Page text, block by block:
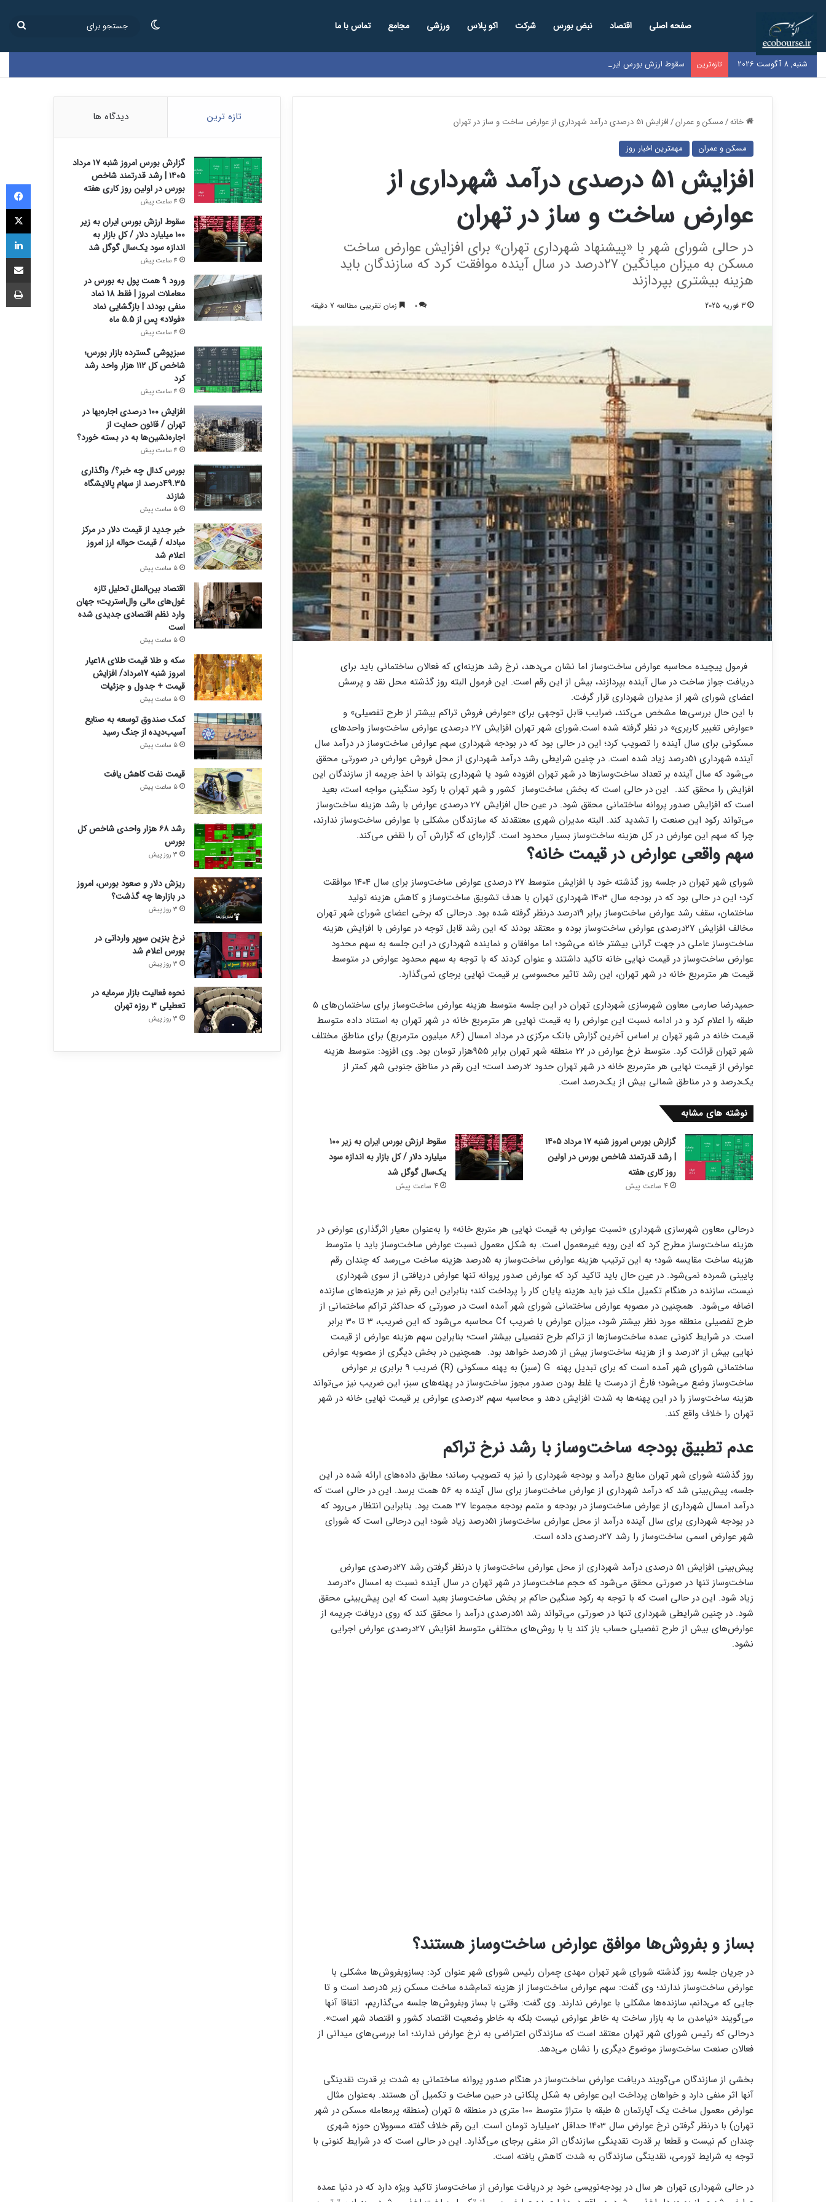
صفحه اصلی اقتصاد نبض بورس شرکت اکو پلاس ورزشی مجامع تماس با ما تغییر پوسته
شنبه, 8 آگوست 2026 تازه‌ترین سقوط ارزش بورس ایران به زیر ۱۰۰ میلیارد دلار / کل بازار به اندازه سود یک‌سال گوگل شد
خانه/مسکن و عمران/افزایش 51 درصدی درآمد شهرداری از عوارض ساخت و ساز در تهران
مسکن و عمران مهمترین اخبار روز
افزایش 51 درصدی درآمد شهرداری از
عوارض ساخت و ساز در تهران
در حالی شورای شهر با «پیشنهاد شهرداری تهران» برای افزایش عوارض ساخت
مسکن به میزان میانگین ۲۷درصد در سال آینده موافقت کرد که سازندگان باید
هزینه بیشتری بپردازند
3 فوریه 2025 0 زمان تقریبی مطالعه 7 دقیقه
فرمول پیچیده محاسبه عوارض ساخت‌وساز اما نشان می‌دهد، نرخ رشد هزینه‌ای که فعالان ساختمانی باید برای
دریافت جواز ساخت در سال آینده بپردازند، بیش از این رقم است. این فرمول البته روز گذشته محل نقد و پرسش
اعضای شورای ‌شهر از مدیران شهرداری قرار گرفت.
با این حال بررسی‌ها مشخص می‌کند، ضرایب قابل توجهی برای «عوارض فروش تراکم بیشتر از طرح تفصیلی» و
«عوارض تغییر کاربری» در نظر گرفته شده است.شورای شهر تهران افزایش 27 درصدی عوارض ساخت‌‌‌وساز واحدهای
مسکونی برای سال آینده را تصویب کرد؛ این در حالی بود که در بودجه شهرداری سهم عوارض ساخت‌‌‌وساز در درآمد سال
آینده شهرداری 51‌درصد زیاد شده است. در چنین شرایطی رشد درآمد شهرداری از محل فروش عوارض در صورتی محقق
می‌شود که سال آینده بر تعداد ساخت‌‌‌وسازها در شهر تهران افزوده شود یا شهرداری بتواند با اخذ جریمه از سازندگان این
افزایش را محقق کند. این در حالی است که بخش ساخت‌‌‌وساز کشور و شهر تهران با رکود سنگینی مواجه است، بعید
است که افزایش صدور پروانه ساختمانی محقق شود. در عین حال افزایش 27 درصدی عوارض با رشد هزینه ساخت‌‌‌وساز
می‌تواند رکود این صنعت را تشدید کند. البته مدیران شهری معتقدند که سازندگان مشکلی با عوارض ساخت‌‌‌وساز ندارند،
چرا که سهم این عوارض در کل هزینه ساخت‌‌‌وساز بسیار محدود است. گزاره‌‌‌ای که گزارش آن را نقض می‌کند.
سهم واقعی عوارض در قیمت خانه؟
شورای شهر تهران در جلسه روز گذشته خود با افزایش متوسط 27 درصدی عوارض ساخت‌‌‌وساز برای سال 1404 موافقت
کرد؛ این در حالی بود که در بودجه سال 1403 شهرداری تهران با هدف تشویق ساخت‌‌‌وساز و کاهش هزینه تولید
ساختمان، سقف رشد عوارض ساخت‌‌‌وساز برابر 19‌درصد درنظر گرفته شده بود. درحالی که برخی اعضای شورای شهر تهران
مخالف افزایش 27درصدی عوارض ساخت‌‌‌وساز بوده و معتقد بودند که این رشد قابل ‌توجه در عوارض با افزایش هزینه
ساخت‌‌‌وساز عاملی در جهت گرانی بیشتر خانه می‌شود؛ اما موافقان و نماینده شهرداری در این جلسه به سهم محدود
عوارض ساخت‌‌‌وساز در قیمت نهایی خانه تاکید داشتند و عنوان کردند که با توجه به سهم محدود عوارض در متوسط
قیمت هر مترمربع خانه در شهر تهران، این رشد تاثیر محسوسی بر قیمت نهایی برجای نمی‌‌‌گذارد.
حمیدرضا صارمی معاون شهرسازی شهرداری تهران در این جلسه متوسط هزینه عوارض ساخت‌‌‌وساز برای ساختمان‌‌‌های 5
طبقه را اعلام کرد و در ادامه نسبت این عوارض را به قیمت نهایی هر مترمربع خانه در شهر تهران به استناد داده متوسط
قیمت خانه در شهر تهران بر اساس آخرین گزارش بانک مرکزی در مرداد امسال (86 میلیون مترمربع) برای مناطق مختلف
شهر تهران قرائت کرد. متوسط نرخ عوارض در 22 منطقه شهر تهران برابر 955‌هزار تومان بود. وی افزود: متوسط هزینه
عوارض از قیمت نهایی هر مترمربع خانه در شهر تهران حدود 2‌درصد است؛ این رقم در مناطق جنوبی شهر کمتر از
یک‌درصد و در مناطق شمالی بیش از یک‌درصد است.
نوشته های مشابه
گزارش بورس امروز شنبه ۱۷ مرداد ۱۴۰۵
| رشد قدرتمند شاخص بورس در اولین
روز کاری هفته
4 ساعت پیش
سقوط ارزش بورس ایران به زیر ۱۰۰
میلیارد دلار / کل بازار به اندازه سود
یک‌سال گوگل شد
4 ساعت پیش
درحالی معاون شهرسازی شهرداری «نسبت عوارض به قیمت نهایی هر متربع خانه» را به‌‌‌عنوان معیار اثرگذاری عوارض در
هزینه ساخت‌‌‌وساز مطرح کرد که این رویه غیر‌معمول است. به شکل معمول نسبت عوارض ساخت‌‌‌وساز باید با متوسط
هزینه ساخت مقایسه شود؛ به این ترتیب هزینه عوارض ساخت‌‌‌وساز به 5‌درصد هزینه ساخت‌‌‌ می‌‌‌رسد که چندان رقم
پایینی شمرده نمی‌شود. در عین حال باید تاکید کرد که عوارض صدور پروانه تنها عوارض دریافتی از سوی شهرداری
نیست، سازنده در هنگام تکمیل ملک نیز باید هزینه پایان کار را پرداخت کند؛ بنابراین این رقم نیز بر هزینه‌‌‌های سازنده
اضافه می‌شود. همچنین در مصوبه عوارض ساختمانی شورای شهر آمده است در صورتی که حداکثر تراکم ساختمانی از
طرح تفصیلی منطقه مورد نظر بیشتر شود، میزان عوارض با ضریب Cf محاسبه می‌شود که این ضریب، 3 تا 30 برابر
است. در شرایط کنونی عمده ساخت‌‌‌وسازها از تراکم طرح تفصیلی بیشتر است؛ بنابراین سهم هزینه عوارض از قیمت
نهایی بیش از 2‌درصد و از هزینه ساخت‌‌‌وساز بیش از 5‌درصد خواهد بود. همچنین در بخش دیگری از مصوبه عوارض
ساختمانی شورای شهر آمده است که برای تبدیل پهنه G (سبز) به پهنه مسکونی (R) ضریب 9 برابری بر عوارض
ساخت‌‌‌وساز وضع می‌شود؛ فارغ از درست یا غلط بودن صدور مجوز ساخت‌‌‌وساز در پهنه‌‌‌های سبز، این ضریب نیز می‌تواند
هزینه ساخت‌‌‌وساز را در این پهنه‌‌‌ها به شدت افزایش دهد و محاسبه سهم 2درصدی عوارض بر قیمت نهایی خانه در شهر
تهران را خلاف واقع کند.
عدم تطبیق بودجه ساخت‌‌‌وساز با رشد نرخ تراکم
روز گذشته شورای شهر تهران منابع درآمد و بودجه شهرداری را نیز به تصویب رساند؛ مطابق داده‌‌‌های ارائه شده در این
جلسه، پیش‌بینی شد که درآمد شهرداری از عوارض ساخت‌‌‌وساز برای سال آینده به 56 همت برسد. این در حالی است که
درآمد امسال شهرداری از عوارض ساخت‌‌‌وساز در بودجه و متمم بودجه مجموعا 37 همت بود. بنابراین انتظار می‌رود که
در بودجه شهرداری برای سال آینده درآمد از محل عوارض ساخت‌‌‌وساز 51‌درصد زیاد شود؛ این درحالی است که شورای
شهر عوارض اسمی ساخت‌‌‌وساز را رشد 27درصدی داده است.
پیش‌بینی افزایش 51 درصدی درآمد شهرداری از محل عوارض ساخت‌‌‌وساز با درنظر گرفتن رشد 27درصدی عوارض
ساخت‌‌‌وساز تنها در صورتی محقق می‌شود که حجم ساخت‌‌‌وساز در شهر تهران در سال آینده نسبت به امسال 20‌درصد
زیاد شود. این در حالی است که با توجه به رکود سنگین حاکم بر بخش ساخت‌‌‌وساز بعید است که این پیش‌بینی محقق
شود. در چنین شرایطی شهرداری تنها در صورتی می‌تواند رشد 51‌درصدی درآمد را محقق کند که روی دریافت جریمه از
عوارض‌‌‌های بیش از طرح تفصیلی حساب باز کند یا با روش‌های مختلفی متوسط افزایش 27‌درصدی عوارض اجرایی
نشود.
بساز و بفروش‌ها موافق عوارض ساخت‌‌‌وساز هستند؟
در جریان جلسه روز گذشته شورای شهر تهران مهدی چمران رئیس شورای شهر عنوان کرد: بسازوبفروش‌ها مشکلی با
عوارض ساخت‌‌‌وساز ندارند؛ وی گفت: سهم عوارض ساخت‌وساز از هزینه تمام‌‌‌شده ساخت مسکن زیر ۵‌درصد است و تا
جایی که می‌‌‌دانم، سازنده‌‌‌ها مشکلی با عوارض ندارند. وی گفت: وقتی با بساز و‌بفروش‌ها جلسه می‌‌‌گذاریم، ‌‌‌ اتفاقا آنها
می‌‌‌گویند «نیامدن ما به بازار ساخت به خاطر عوارض نیست بلکه به خاطر وضعیت اقتصاد کشور و اقتصاد شهر است».
درحالی که رئیس شورای شهر تهران معتقد است که سازندگان اعتراضی به نرخ عوارض ندارند؛ اما بررسی‌‌‌های میدانی از
فعالان صنعت ساخت‌‌‌وساز موضوع دیگری را نشان می‌دهد.
بخشی از سازندگان می‌‌‌گویند دریافت عوارض ساخت‌‌‌وساز در هنگام صدور پروانه ساختمانی به شدت بر قدرت نقدینگی
آنها اثر منفی دارد و خواهان پرداخت این عوارض به شکل پلکانی در حین ساخت و تکمیل آن هستند. به‌‌‌عنوان مثال
عوارض معمول ساخت یک آپارتمان 5 طبقه با متراژ متوسط 100 متری در منطقه 5 تهران (منطقه پرمعامله مسکن در شهر
تهران) با درنظر گرفتن نرخ عوارض سال 1403 حداقل 2میلیارد تومان است. این رقم خلاف گفته مسوولان حوزه شهری
چندان کم نیست و قطعا بر قدرت نقدینگی سازندگان اثر منفی برجای می‌‌‌گذارد. این در حالی است که در شرایط کنونی با
توجه به شرایط تورمی، نقدینگی سازندگان به شدت کاهش یافته است.
در حالی شهرداری تهران هر سال در بودجه‌‌‌نویسی خود بر دریافت عوارض از ساخت‌‌‌وساز تاکید ویژه دارد که در دنیا عمده
تازه ترین دیدگاه ها
گزارش بورس امروز شنبه ۱۷ مرداد
۱۴۰۵ | رشد قدرتمند شاخص
بورس در اولین روز کاری هفته
4 ساعت پیش
سقوط ارزش بورس ایران به زیر
۱۰۰ میلیارد دلار / کل بازار به
اندازه سود یک‌سال گوگل شد
4 ساعت پیش
ورود 9 همت پول به بورس در
معاملات امروز | فقط 18 نماد
منفی بودند | بازگشایی نماد
«فولاد» پس از 5.5 ماه
4 ساعت پیش
سبزپوشی گسترده بازار بورس؛
شاخص کل ۱۱۲ هزار واحد رشد
کرد
4 ساعت پیش
افزایش ۱۰۰ درصدی اجاره‌بها در
تهران / قانون حمایت از
اجاره‌نشین‌ها به در بسته خورد؟
4 ساعت پیش
بورس کدال چه خبر؟/ واگذاری
49.35درصد از سهام پالایشگاه
شازند
5 ساعت پیش
خبر جدید از قیمت دلار در مرکز
مبادله / قیمت حواله ارز امروز
اعلام شد
5 ساعت پیش
اقتصاد بین‌الملل تحلیل تازه
غول‌های مالی وال‌استریت؛ جهان
وارد نظم اقتصادی جدیدی شده
است
5 ساعت پیش
سکه و طلا قیمت طلای 18عیار
امروز شنبه 17مرداد/ افزایش
قیمت + جدول و جزئیات
5 ساعت پیش
کمک صندوق توسعه به صنایع
آسیب‌دیده از جنگ رسید
5 ساعت پیش
قیمت نفت کاهش یافت
5 ساعت پیش
رشد ۶۸ هزار واحدی شاخص کل
بورس
3 روز پیش
ریزش دلار و صعود بورس، امروز
در بازارها چه گذشت؟
3 روز پیش
نرخ بنزین سوپر وارداتی در
بورس اعلام شد
3 روز پیش
نحوه فعالیت بازار سرمایه در
تعطیلی ۳ روزه تهران
3 روز پیش